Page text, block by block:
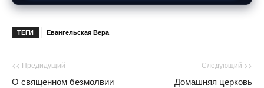
ТЕГИ Евангельская Вера
<< Предидущий
О священном безмолвии
Следующий >>
Домашняя церковь